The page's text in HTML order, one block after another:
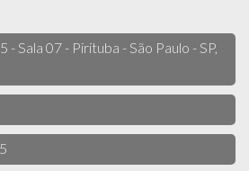
- Sala 07 - Pirituba - São Paulo - SP,